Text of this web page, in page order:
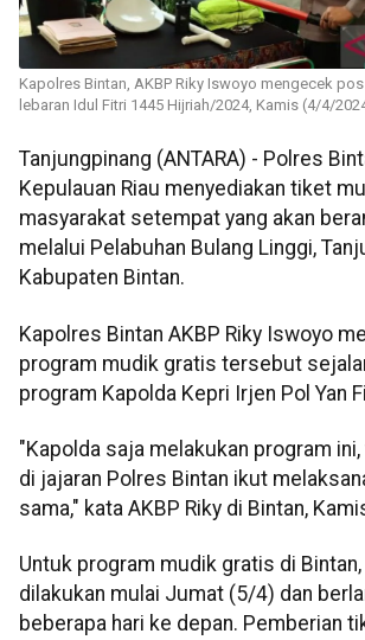
Kapolres Bintan, AKBP Riky Iswoyo mengecek
lebaran Idul Fitri 1445 Hijriah/2024, Kamis (4/4/
Tanjungpinang (ANTARA) - Polres
Kepulauan Riau menyediakan tiket
masyarakat setempat yang akan
melalui Pelabuhan Bulang Linggi,
Kabupaten Bintan.
Kapolres Bintan AKBP Riky Iswoyo
program mudik gratis tersebut
program Kapolda Kepri Irjen Pol Yan
"Kapolda saja melakukan program
di jajaran Polres Bintan ikut
sama," kata AKBP Riky di Bintan,
Untuk program mudik gratis di Bintan,
dilakukan mulai Jumat (5/4) dan
beberapa hari ke depan. Pemberian